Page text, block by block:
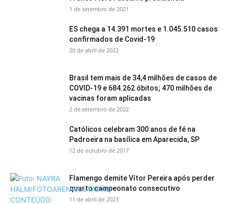
1 de setembro de 2021
ES chega a 14.391 mortes e 1.045.510 casos
confirmados de Covid-19
20 de abril de 2022
Brasil tem mais de 34,4 milhões de casos de
COVID-19 e 684.262 óbitos; 470 milhões de
vacinas foram aplicadas
2 de setembro de 2022
Católicos celebram 300 anos de fé na
Padroeira na basílica em Aparecida, SP
12 de outubro de 2017
Flamengo demite Vítor Pereira após perder
quarto campeonato consecutivo
11 de abril de 2023